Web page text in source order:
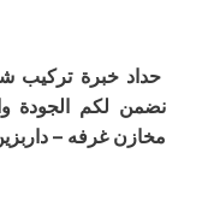
حداد خبرة تركيب
نضمن لكم الجودة
مخازن غرفه –